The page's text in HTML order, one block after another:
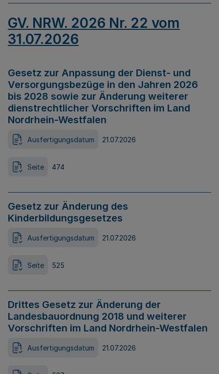
GV. NRW. 2026 Nr. 22 vom
31.07.2026
Gesetz zur Anpassung der Dienst- und
Versorgungsbezüge in den Jahren 2026
bis 2028 sowie zur Änderung weiterer
dienstrechtlicher Vorschriften im Land
Nordrhein-Westfalen
Ausfertigungsdatum 21.07.2026
Seite 474
Gesetz zur Änderung des
Kinderbildungsgesetzes
Ausfertigungsdatum 21.07.2026
Seite 525
Drittes Gesetz zur Änderung der
Landesbauordnung 2018 und weiterer
Vorschriften im Land Nordrhein-Westfalen
Ausfertigungsdatum 21.07.2026